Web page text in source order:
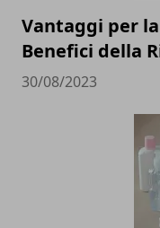
Vantaggi per
Benefici della
30/08/2023